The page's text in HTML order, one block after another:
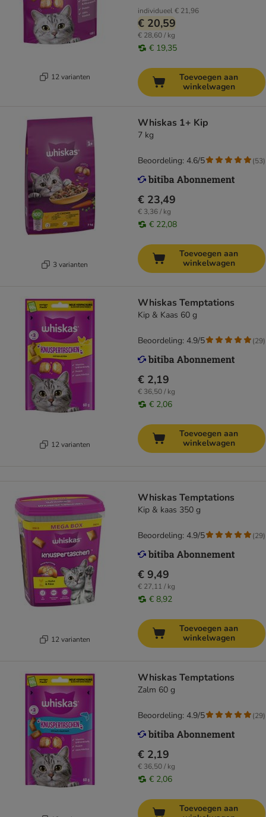
12 varianten
individueel€ 21,96
€ 20,59
€ 28,60 / kg
€ 19,35
Toevoegen aan
winkelwagen
3 varianten
Whiskas 1+ Kip
7 kg
€ 23,49
€ 3,36 / kg
€ 22,08
Beoordeling: 4.6/5 (53)
Toevoegen aan
winkelwagen
12 varianten
Whiskas Temptations
Kip & Kaas 60 g
€ 2,19
€ 36,50 / kg
€ 2,06
Beoordeling: 4.9/5 (29)
Toevoegen aan
winkelwagen
12 varianten
Whiskas Temptations
Kip & kaas 350 g
€ 9,49
€ 27,11 / kg
€ 8,92
Beoordeling: 4.9/5 (29)
Toevoegen aan
winkelwagen
Whiskas Temptations
Zalm 60 g
€ 2,19
€ 36,50 / kg
€ 2,06
Beoordeling: 4.9/5 (29)
Toevoegen aan